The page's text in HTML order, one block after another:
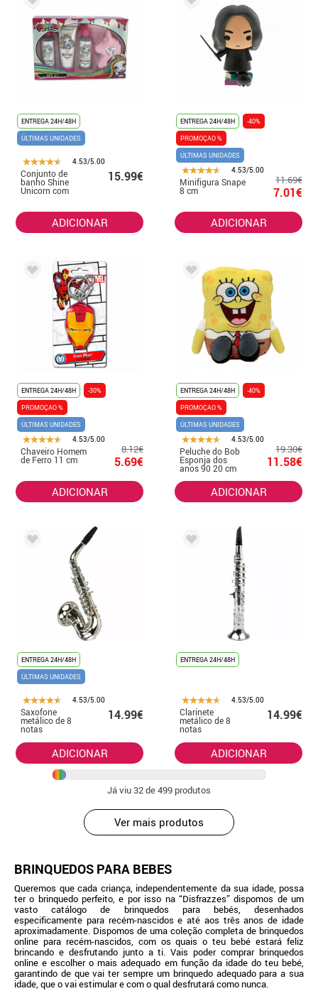
ENTREGA 24H/48H
ÚLTIMAS UNIDADES
4.53/5.00
Conjunto de
banho Shine
Unicorn com
15.99€
ADICIONAR
ENTREGA 24H/48H
-40%
PROMOÇAO %
ÚLTIMAS UNIDADES
4.53/5.00
Minifigura Snape
8 cm
11.69€
7.01€
ADICIONAR
ENTREGA 24H/48H
-30%
PROMOÇAO %
ÚLTIMAS UNIDADES
4.53/5.00
Chaveiro Homem
de Ferro 11 cm
8.12€
5.69€
ADICIONAR
ENTREGA 24H/48H
-40%
PROMOÇAO %
ÚLTIMAS UNIDADES
4.53/5.00
Peluche do Bob
Esponja dos
anos 90 20 cm
19.30€
11.58€
ADICIONAR
ENTREGA 24H/48H
ÚLTIMAS UNIDADES
4.53/5.00
Saxofone
metálico de 8
notas
14.99€
ADICIONAR
ENTREGA 24H/48H
4.53/5.00
Clarinete
metálico de 8
notas
14.99€
ADICIONAR
Já viu32de 499 produtos
Ver mais produtos
BRINQUEDOS PARA BEBÉS
Queremos que cada criança, independentemente da sua idade, possa
ter o brinquedo perfeito, e por isso na “Disfrazzes” dispomos de um
vasto catálogo de brinquedos para bebés, desenhados
especificamente para recém-nascidos e até aos três anos de idade
aproximadamente. Dispomos de uma coleção completa de brinquedos
online para recém-nascidos, com os quais o teu bebé estará feliz
brincando e desfrutando junto a ti. Vais poder comprar brinquedos
online e escolher o mais adequado em função da idade do teu bebé,
garantindo de que vai ter sempre um brinquedo adequado para a sua
idade, que o vai estimular e com o qual desfrutará como nunca.